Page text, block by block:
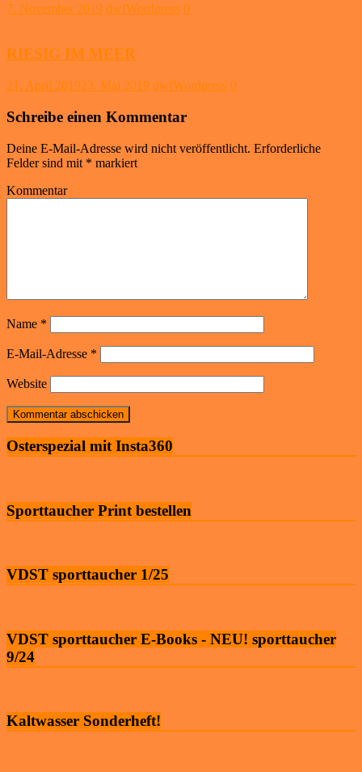
7. November 2019 dwfWordpress 0
RIESIG IM MEER
21. April 201923. Mai 2019 dwfWordpress 0
Schreibe einen Kommentar
Deine E-Mail-Adresse wird nicht veröffentlicht. Erforderliche
Felder sind mit * markiert
Kommentar
Name *
E-Mail-Adresse *
Website
Osterspezial mit Insta360
Sporttaucher Print bestellen
VDST sporttaucher 1/25
VDST sporttaucher E-Books - NEU! sporttaucher
9/24
Kaltwasser Sonderheft!